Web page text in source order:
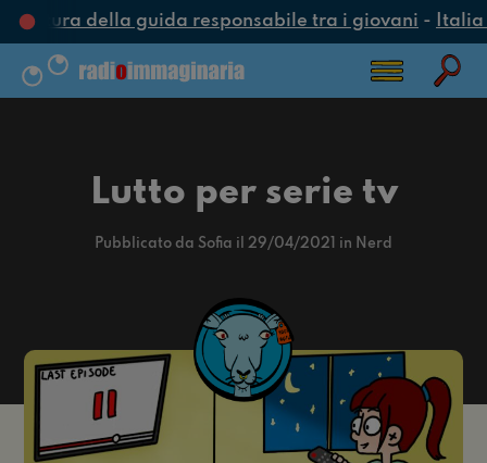
cultura della guida responsabile tra i giovani- Italia e
Lutto per serie tv
Pubblicato da Sofia il 29/04/2021 in Nerd